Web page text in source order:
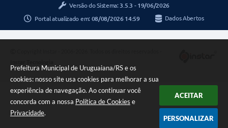
Prefeitura Municipal de Uruguaiana/RS e os
cookies: nosso site usa cookies para melhorar a sua
experiência de navegação. Ao continuar você
concorda com a nossa Política de Cookies e
Privacidade.
ACEITAR
PERSONALIZAR
Versão do Sistema: 3.5.3 - 19/06/2026
Portal atualizado em: 08/08/2026 14:59 Dados Abertos